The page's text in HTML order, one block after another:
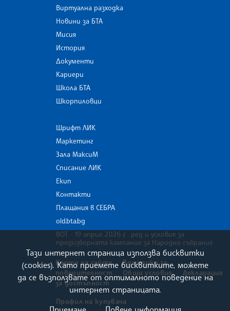
Виртуална разходка
Новини за БТА
Мисия
История
Документи
Кариери
Школа БТА
Шкорпиловци
Шрифт ЛИК
Маркетинг
Зала МаксиМ
Списание ЛИК
Екип
Контакти
Плащания в СЕБРА
old.bta.bg
ВОТ - 19 април 2026 г . ред и условия за
предизборната кампания за Народно събрание
Карта на сайта
Политика за
поверителност
Общи условия
Декларация
за достъпност
Профил на купувача
Тази интернет страница използва бисквитки
(cookies). Като приемете бисквитките, можете
да се възползвате от оптималното поведение на
интернет страницата.